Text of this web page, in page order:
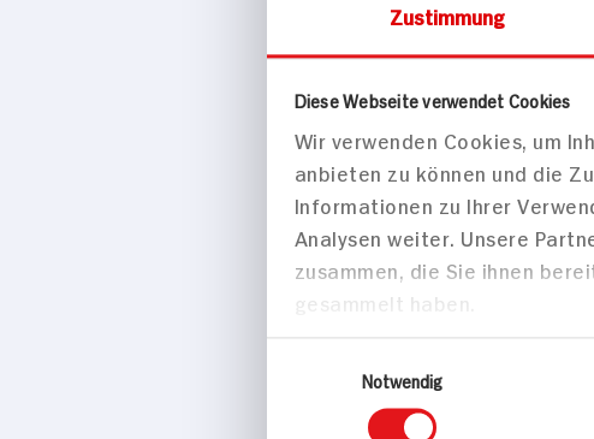
Zustimmung
Diese Webseite verwendet Cookies
Wir verwenden Cookies, um
anbieten zu können und die
Informationen zu Ihrer
Analysen weiter. Unsere
zusammen, die Sie ihnen
gesammelt haben.
Notwendig
Kaffee, Tee & Kakao
Ronnefeldt
37,5g Schachtel